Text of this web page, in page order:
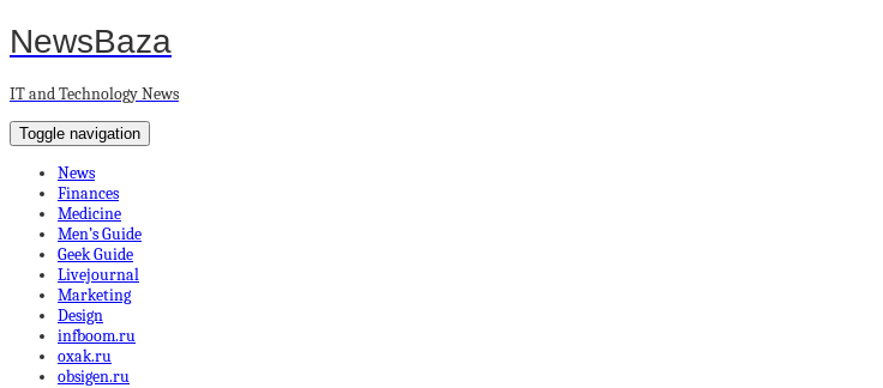
NewsBaza
IT and Technology News
Toggle navigation
News
Finances
Medicine
Men’s Guide
Geek Guide
Livejournal
Marketing
Design
infboom.ru
oxak.ru
obsigen.ru